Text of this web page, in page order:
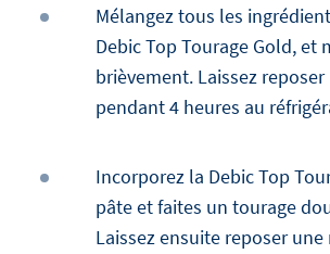
Mélangez tous les
Debic Top Tourage Gold, et
brièvement. Laissez
pendant 4 heures au
Incorporez la Debic Top
pâte et faites un tourage
Laissez ensuite reposer une